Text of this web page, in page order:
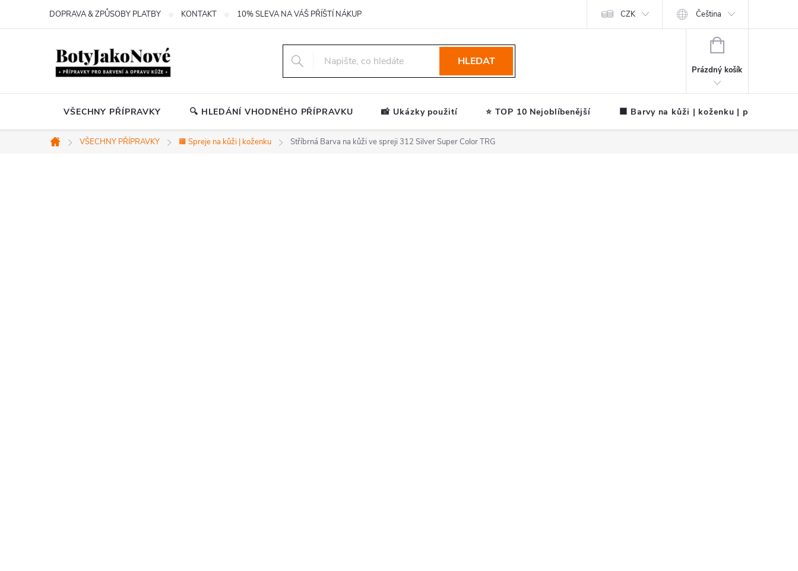
DOPRAVA & ZPŮSOBY PLATBY KONTAKT 10% SLEVA NA VÁŠ PŘÍŠTÍ NÁKUP CZK Čeština
HLEDAT
NÁKUPNÍ
Prázdný košík
VŠECHNY PŘÍPRAVKY 🔍 HLEDÁNÍ VHODNÉHO PŘÍPRAVKU 📸 Ukázky použití ⭐ TOP 10 Nejoblíbenější 🟧 Barvy na kůži | koženku | plátno
Domů
VŠECHNY PŘÍPRAVKY 🟧 Spreje na kůži | koženku Stříbrná Barva na kůži ve spreji 312 Silver Super Color TRG